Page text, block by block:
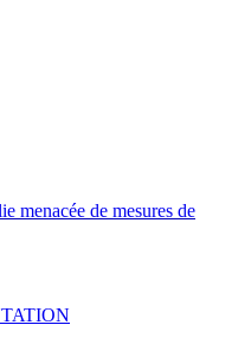
menacée de mesures de